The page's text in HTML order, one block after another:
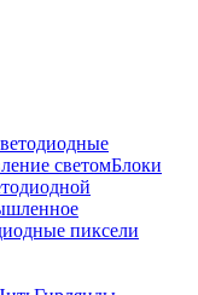
светомБлоки
пиксели